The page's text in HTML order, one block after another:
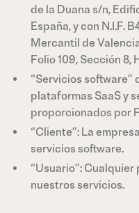
de la Duana s/n,
España, y con N.I.F.
Mercantil de
Folio 109, Sección 8,
“Servicios software”
plataformas SaaS y
proporcionados por
“Cliente”: La
servicios software.
“Usuario”:
nuestros servicios.